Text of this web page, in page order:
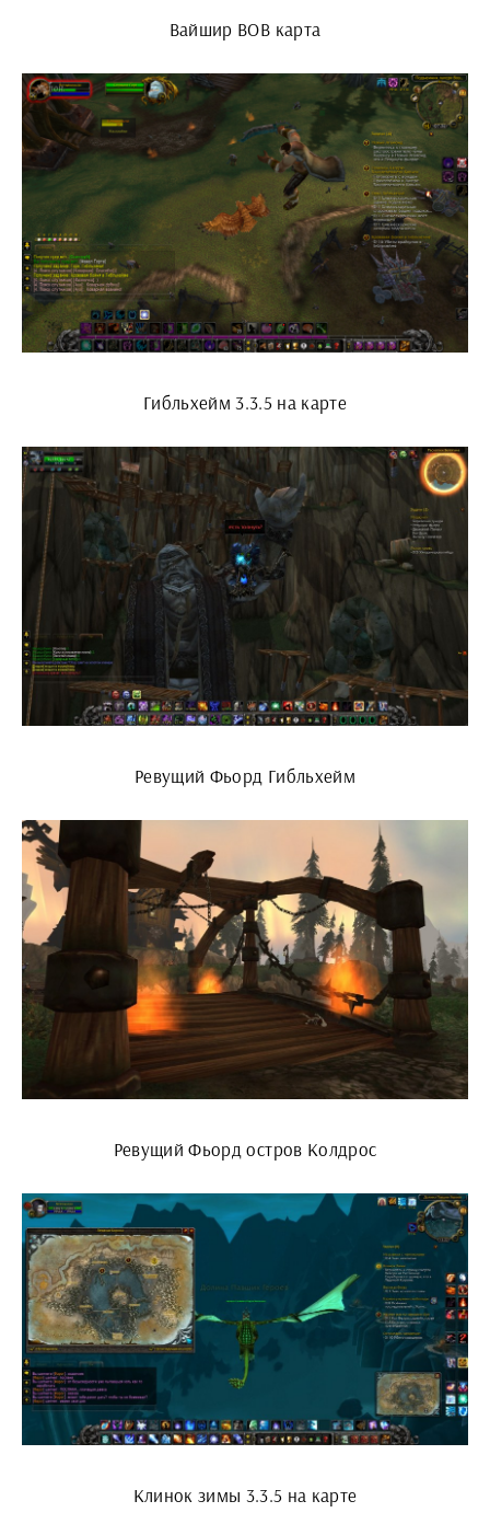
Вайшир ВОВ карта
Гибльхейм 3.3.5 на карте
Ревущий Фьорд Гибльхейм
Ревущий Фьорд остров Колдрос
Клинок зимы 3.3.5 на карте